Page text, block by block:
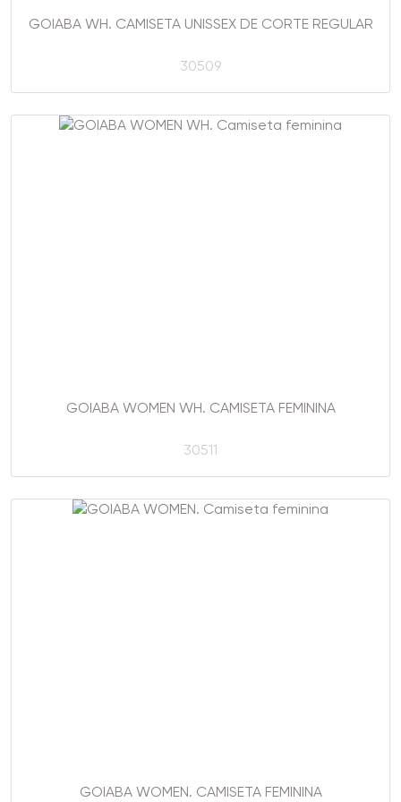
GOIABA WH. CAMISETA UNISSEX DE CORTE REGULAR
30509
GOIABA WOMEN WH. CAMISETA FEMININA
30511
GOIABA WOMEN. CAMISETA FEMININA